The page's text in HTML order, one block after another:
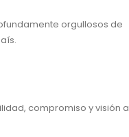
orgullosos de
compromiso y visión a